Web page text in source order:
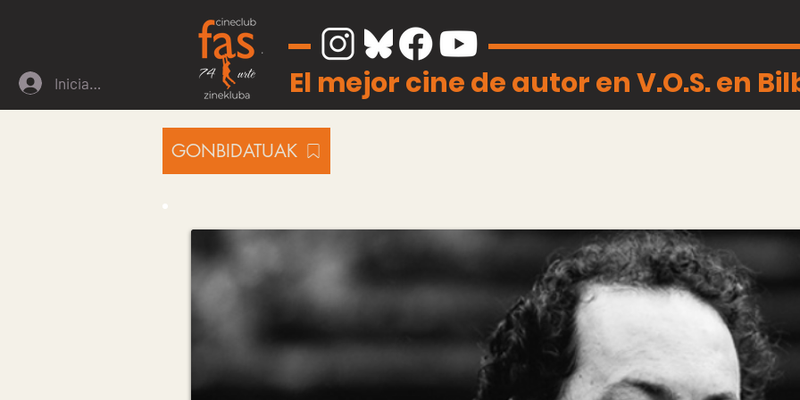
Iniciar sesión El mejor cine de autor en V.O.S. en
GONBIDATUAK